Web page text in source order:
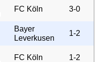
FC Köln 3-0
Bayer
Leverkusen
1-2
FC Köln 1-2